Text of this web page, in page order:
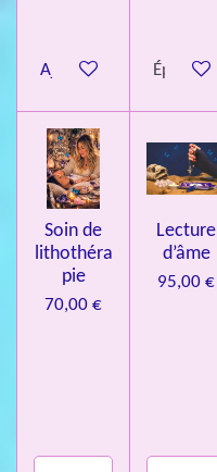
Ajouter au panierÉpuisé
Soin de
lithothéra
pie
70,00 €
Lecture
d’âme
95,00 €